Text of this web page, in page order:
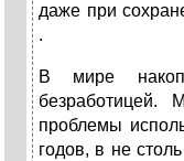
даже при
.
В мире
безработицей.
проблемы
годов, в не